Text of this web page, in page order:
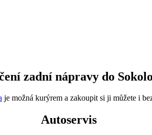
zadní nápravy do
je možná kurýrem a zakoupit si ji můžete i
Autoservis